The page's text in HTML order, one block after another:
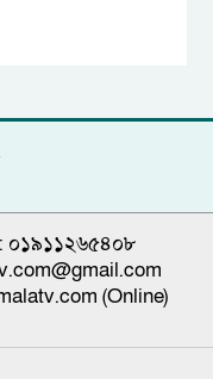
০১৯১১২৬৫৪০৮
(Online)